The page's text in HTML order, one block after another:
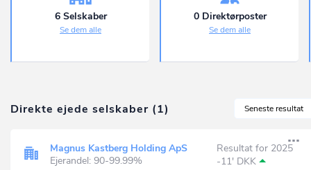
6 Selskaber
Se dem alle
0 Direktørposter
Se dem alle
Seneste resultat
Direkte ejede selskaber (1)
Magnus Kastberg Holding ApS
Ejerandel: 90-99.99%
Resultat for 2025
-11' DKK